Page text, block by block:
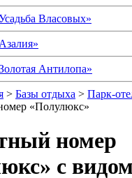
Власовых»
Антилопа»
> Базы отдыха > Парк-
«Полулюкс»
номер
с